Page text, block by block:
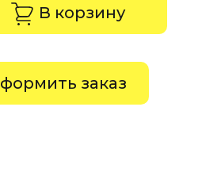
В корзину
заказ